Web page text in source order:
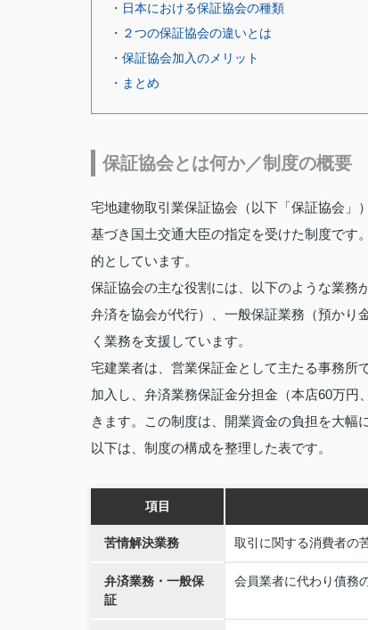
・日本における保証協会の種類
・２つの保証協会の違いとは
・保証協会加入のメリット
・まとめ
保証協会とは何か／制度の概要
宅地建物取引業保証協会（以下「保証協会
基づき国土交通大臣の指定を受けた制度です
的としています。
保証協会の主な役割には、以下のような業務
弁済を協会が代行）、一般保証業務（預かり
く業務を支援しています。
宅建業者は、営業保証金として主たる事務所
加入し、弁済業務保証金分担金（本店60万
きます。この制度は、開業資金の負担を大幅
以下は、制度の構成を整理した表です。
項目
苦情解決業務 取引に関する消費者の
弁済業務・一般保
証
会員業者に代わり債務